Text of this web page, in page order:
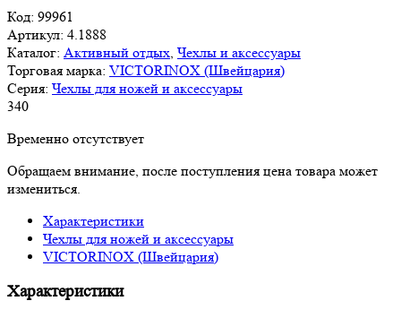
Код: 99961
Артикул: 4.1888
Каталог: Активный отдых Чехлы и аксессуары
Торговая марка: VICTORINOX (Швейцария)
Серия: Чехлы для ножей и аксессуары
340
Временно отсутствует
Обращаем внимание, после поступления цена товара может
измениться.
Характеристики
Чехлы для ножей и аксессуары
VICTORINOX (Швейцария)
Характеристики